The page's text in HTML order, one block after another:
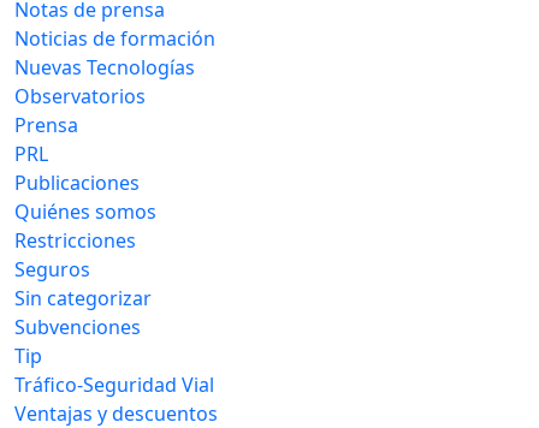
Notas de prensa
Noticias de formación
Nuevas Tecnologías
Observatorios
Prensa
PRL
Publicaciones
Quiénes somos
Restricciones
Seguros
Sin categorizar
Subvenciones
Tip
Tráfico-Seguridad Vial
Ventajas y descuentos